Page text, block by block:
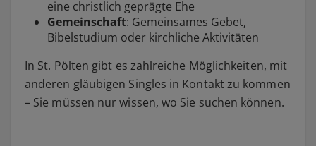
eine christlich geprägte Ehe
Gemeinschaft: Gemeinsames Gebet,
Bibelstudium oder kirchliche Aktivitäten
In St. Pölten gibt es zahlreiche Möglichkeiten, mit
anderen gläubigen Singles in Kontakt zu kommen
– Sie müssen nur wissen, wo Sie suchen können.